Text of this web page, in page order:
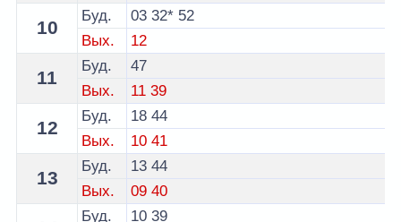
10
Буд. 03 32* 52
Вых.
12
11
Буд.
47
Вых.
11 39
12
Буд. 18 44
Вых.
10 41
13
Буд. 13 44
Вых.
09 40
Буд. 10 39